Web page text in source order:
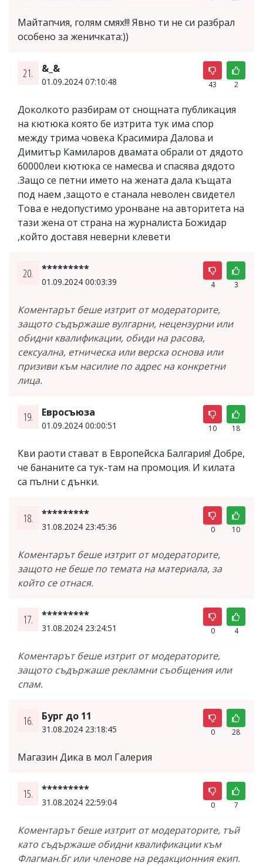
Майтапчия, голям смях!!! Явно ти не си разбрал
особено за женичката:))
21. &_&
01.09.2024 07:10:48 43 2
Доколкото разбирам от снощната публикация
на кютюка която бе изтрита тук има спор
между трима човека Красимира Далова и
Димитър Камиларов двамата обрали от дядото
60000леи кютюка се намесва и спасява дядото
.Защо се петни името на жената дала къщата
под наем ,защото е станала неволен свидетел
Това е недопустимо уронване на авторитета на
тази жена от страна на журналиста Божидар
,който доставя неверни клевети
20. *********
01.09.2024 00:03:39 4 3
Коментарът беше изтрит от модераторите,
защото съдържаше вулгарни, нецензурни или
обидни квалификации, обиди на расова,
сексуална, етническа или верска основа или
призиви към насилие по адрес на конкретни
лица.
19. Евросъюза
01.09.2024 00:00:51 10 18
Кви раоти стават в Европейска Балгария! Добре,
че бананите са тук-там на промоция. И килата
са пълни с дънки.
18. *********
31.08.2024 23:45:36 0 10
Коментарът беше изтрит от модераторите,
защото не беше по темата на материала, за
който се отнася.
17. *********
31.08.2024 23:24:51 0 4
Коментарът беше изтрит от модераторите,
защото съдържаше рекламни съобщения или
спам.
16. Бург до 11
31.08.2024 23:18:45 0 28
Магазин Дика в мол Галерия
15. *********
31.08.2024 22:59:04 0 7
Коментарът беше изтрит от модераторите, тъй
като съдържаше обидни квалификации към
Флагман.бг или членове на редакционния екип.